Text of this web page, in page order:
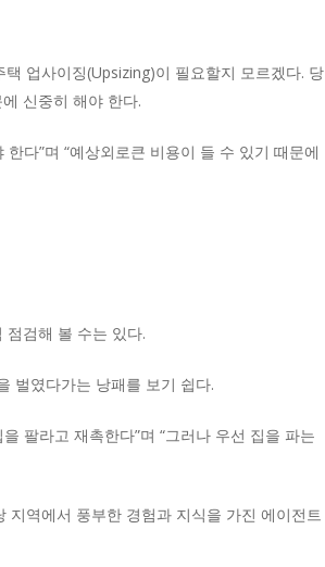
업사이징(Upsizing)이 필요할지 모르겠다. 당
신중히 해야 한다.
다”며 “예상외로큰 비용이 들 수 있기 때문에
검해 볼 수는 있다.
벌였다가는 낭패를 보기 쉽다.
팔라고 재촉한다”며 “그러나 우선 집을 파는
역에서 풍부한 경험과 지식을 가진 에이전트